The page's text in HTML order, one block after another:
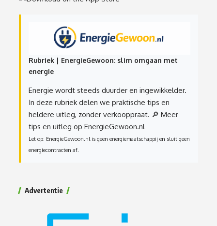
Rubriek | EnergieGewoon: slim omgaan met
energie
Energie wordt steeds duurder en ingewikkelder.
In deze rubriek delen we praktische tips en
heldere uitleg, zonder verkooppraat. 🔎 Meer
tips en uitleg op EnergieGewoon.nl
Let op: EnergieGewoon.nl is geen energiemaatschappij en sluit geen
energiecontracten af.
Advertentie